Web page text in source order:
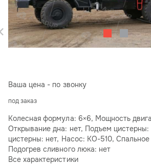
Ваша цена - по звонку
под заказ
Колесная формула: 6×6, Мощность
Открывание дна: нет, Подъем цистерны:
цистерны: нет, Насос: КО-510, Спальное
Подогрев сливного люка: нет
Все характеристики